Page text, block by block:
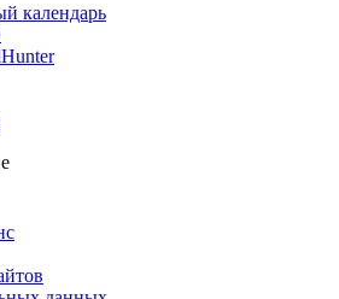
календарь